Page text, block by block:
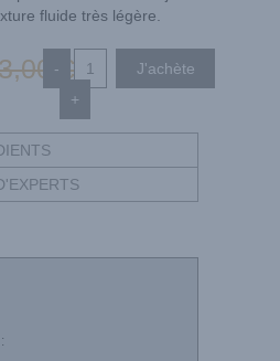
fluide très légère.
,00 €
-
+